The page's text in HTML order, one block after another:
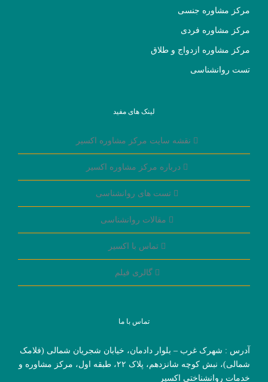
مرکز مشاوره جنسی
مرکز مشاوره فردی
مرکز مشاوره ازدواج و طلاق
تست روانشناسی
لینک های مفید
نقشه سایت مرکز مشاوره اکسیر
درباره مرکز مشاوره اکسیر
تست های روانشناسی
مقالات روانشناسی
تماس با اکسیر
گالری فیلم
تماس با ما
آدرس : شهرک غرب – بلوار دادمان، خیابان شجریان شمالی (فلامک
شمالی)، نبش کوچه شانزدهم، پلاک ۲۲، طبقه اول، مرکز مشاوره و
خدمات روانشناختی اکسیر